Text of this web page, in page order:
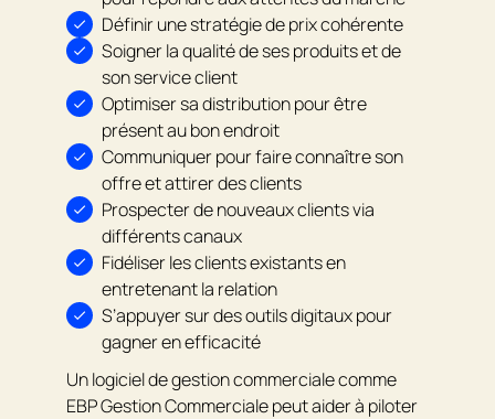
Définir une stratégie de prix cohérente
Soigner la qualité de ses produits et de
son service client
Optimiser sa distribution pour être
présent au bon endroit
Communiquer pour faire connaître son
offre et attirer des clients
Prospecter de nouveaux clients via
différents canaux
Fidéliser les clients existants en
entretenant la relation
S’appuyer sur des outils digitaux pour
gagner en efficacité
Un logiciel de gestion commerciale comme
EBP Gestion Commerciale peut aider à piloter